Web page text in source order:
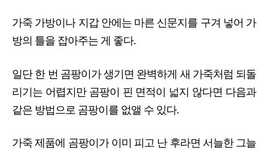
가죽 가방이나 지갑 안에는 마른 신문지를 구겨 넣어 가
방의 틀을 잡아주는 게 좋다.
일단 한 번 곰팡이가 생기면 완벽하게 새 가죽처럼 되돌
리기는 어렵지만 곰팡이 핀 면적이 넓지 않다면 다음과
같은 방법으로 곰팡이를 없앨 수 있다.
가죽 제품에 곰팡이가 이미 피고 난 후라면 서늘한 그늘